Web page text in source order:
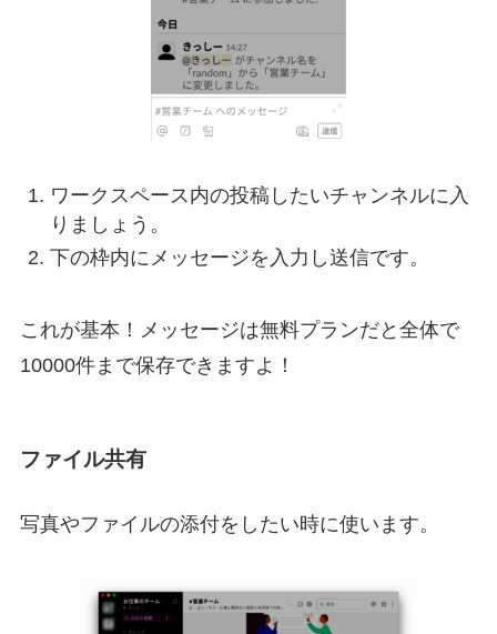
ワークスペース内の投稿したいチャンネルに入
りましょう。
下の枠内にメッセージを入力し送信です。
これが基本！メッセージは無料プランだと全体で
10000件まで保存できますよ！
ファイル共有
写真やファイルの添付をしたい時に使います。